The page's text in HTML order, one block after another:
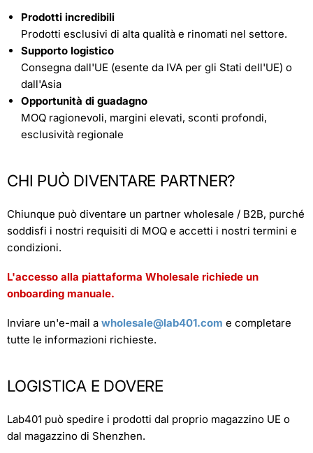
Prodotti incredibili
Prodotti esclusivi di alta qualità e rinomati nel settore.
Supporto logistico
Consegna dall'UE (esente da IVA per gli Stati dell'UE) o
dall'Asia
Opportunità di guadagno
MOQ ragionevoli, margini elevati, sconti profondi,
esclusività regionale
CHI PUÒ DIVENTARE PARTNER?
Chiunque può diventare un partner wholesale / B2B, purché
soddisfi i nostri requisiti di MOQ e accetti i nostri termini e
condizioni.
L'accesso alla piattaforma Wholesale richiede un
onboarding manuale.
Inviare un'e-mail a wholesale@lab401.com e completare
tutte le informazioni richieste.
LOGISTICA E DOVERE
Lab401 può spedire i prodotti dal proprio magazzino UE o
dal magazzino di Shenzhen.